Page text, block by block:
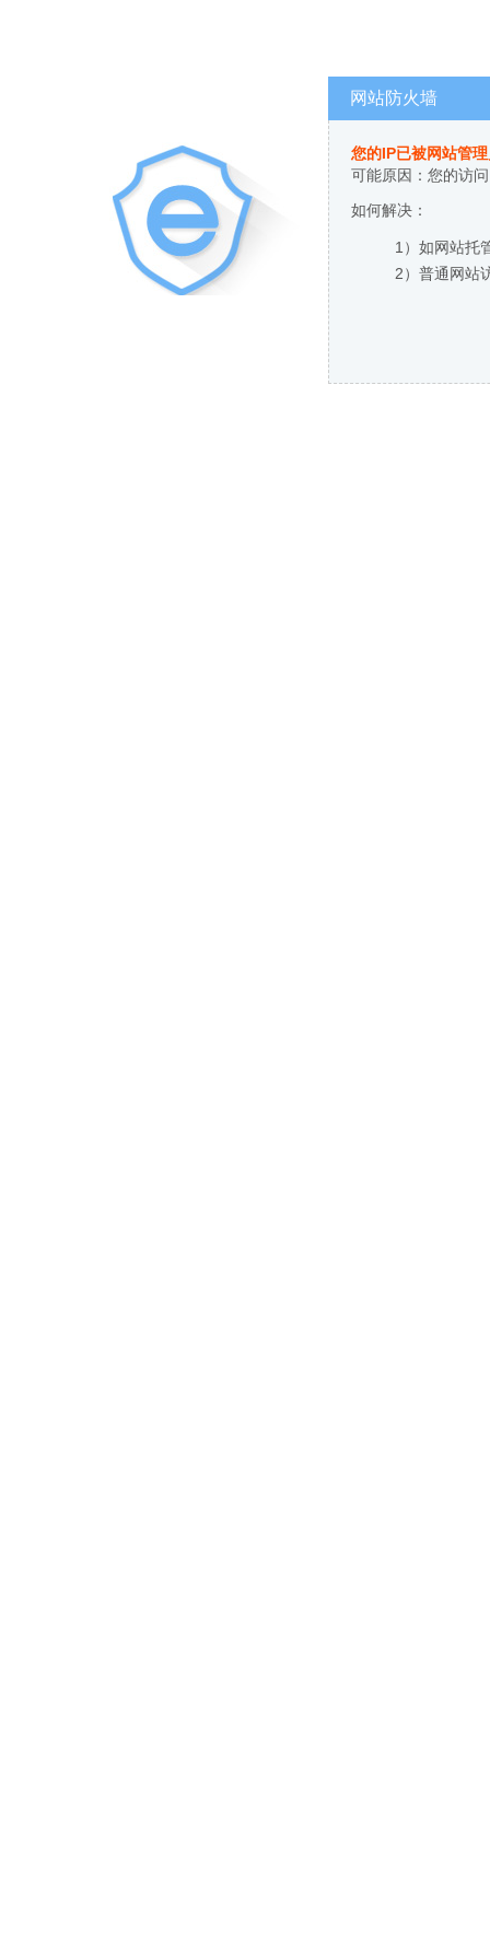
网站防火墙
您的IP已被网站管
可能原因：您的访
如何解决：
1）如网站托
2）普通网站